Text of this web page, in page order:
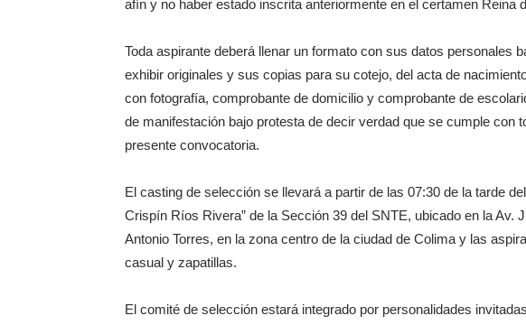
afín y no haber estado inscrita anteriormente en el certamen Reina
Toda aspirante deberá llenar un formato con sus datos personales
exhibir originales y sus copias para su cotejo, del acta de
con fotografía, comprobante de domicilio y comprobante de
de manifestación bajo protesta de decir verdad que se cumple con
presente convocatoria.
El casting de selección se llevará a partir de las 07:30 de la tarde
Crispín Ríos Rivera” de la Sección 39 del SNTE, ubicado en la Av.
Antonio Torres, en la zona centro de la ciudad de Colima y las
casual y zapatillas.
El comité de selección estará integrado por personalidades